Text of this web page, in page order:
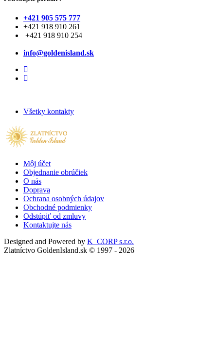
+421 905 575 777
+421 918 910 261
+421 918 910 254
info@goldenisland.sk
Všetky kontakty
Môj účet
Objednanie obrúčiek
O nás
Doprava
Ochrana osobných údajov
Obchodné podmienky
Odstúpiť od zmluvy
Kontaktujte nás
Designed and Powered by K_CORP s.r.o.
Zlatníctvo GoldenIsland.sk © 1997 - 2026